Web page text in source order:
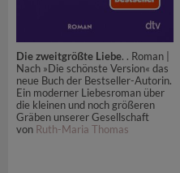
Die zweitgrößte Liebe. . Roman |
Nach »Die schönste Version« das
neue Buch der Bestseller-Autorin.
Ein moderner Liebesroman über
die kleinen und noch größeren
Gräben unserer Gesellschaft
von Ruth-Maria Thomas